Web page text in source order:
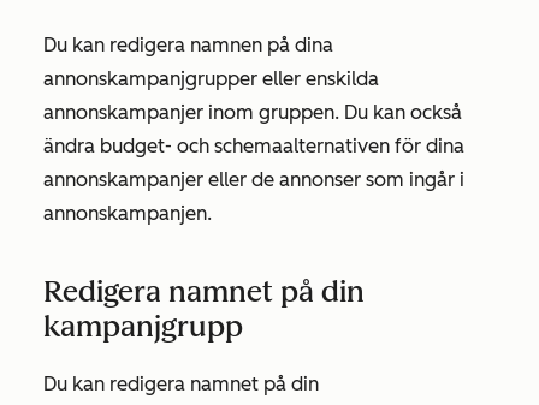
Du kan redigera namnen på dina
annonskampanjgrupper eller enskilda
annonskampanjer inom gruppen. Du kan också
ändra budget- och schemaalternativen för dina
annonskampanjer eller de annonser som ingår i
annonskampanjen.
Redigera namnet på din
kampanjgrupp
Du kan redigera namnet på din